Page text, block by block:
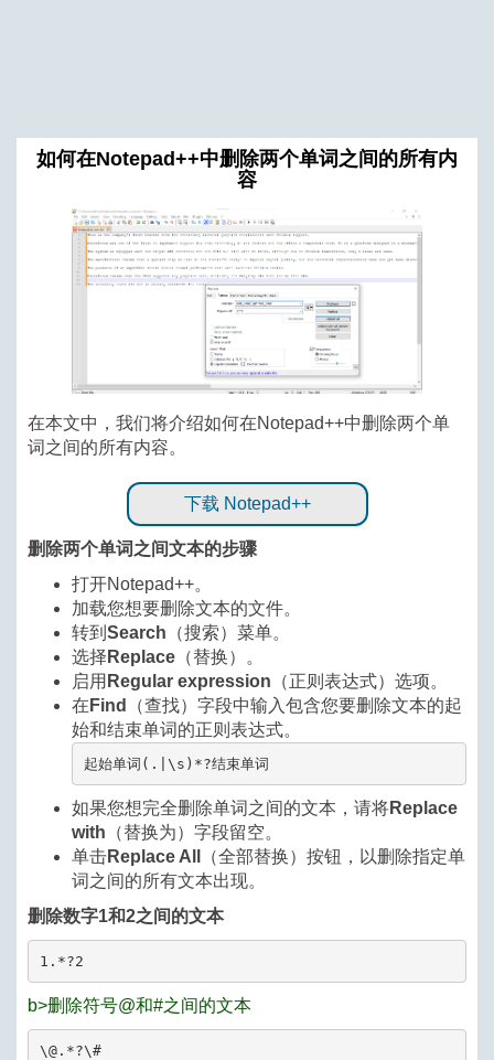
如何在Notepad++中删除两个单词之间的所有内
容
在本文中，我们将介绍如何在Notepad++中删除两个单
词之间的所有内容。
下载 Notepad++
删除两个单词之间文本的步骤
打开Notepad++。
加载您想要删除文本的文件。
转到 Search （搜索）菜单。
选择 Replace （替换）。
启用 Regular expression （正则表达式）选项。
在 Find
（查找）字段中输入包含您要删除文本的起
始和结束单词的正则表达式。
起始单词(.|\s)*?结束单词
如果您想完全删除单词之间的文本，请将Replace
with （替换为）字段留空。
单击Replace All
（全部替换）按钮，以删除指定单
词之间的所有文本出现。
删除数字1和2之间的文本
1.*?2
b>删除符号@和#之间的文本
\@.*?\#